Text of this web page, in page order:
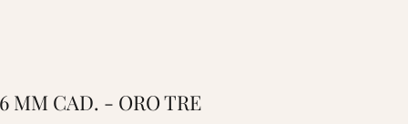
MM CAD. - ORO TRE